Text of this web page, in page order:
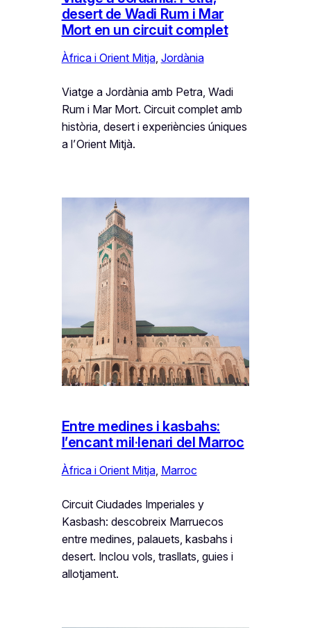
desert de Wadi Rum i Mar
Mort en un circuit complet
Àfrica i Orient Mitja, Jordània
Viatge a Jordània amb Petra, Wadi
Rum i Mar Mort. Circuit complet amb
història, desert i experiències úniques
a l’Orient Mitjà.
Entre medines i kasbahs:
l’encant mil·lenari del Marroc
Àfrica i Orient Mitja, Marroc
Circuit Ciudades Imperiales y
Kasbash: descobreix Marruecos
entre medines, palauets, kasbahs i
desert. Inclou vols, trasllats, guies i
allotjament.